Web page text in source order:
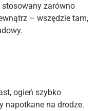
zarówno
– wszędzie tam,
ogień szybko
napotkane na drodze.